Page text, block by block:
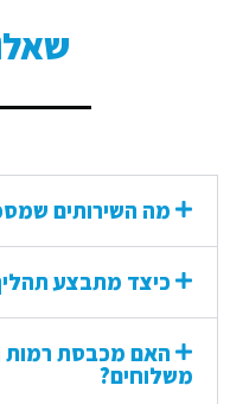
מה השירותים
כיצד מתבצע
האם מכבסת רמות
משלוחים?